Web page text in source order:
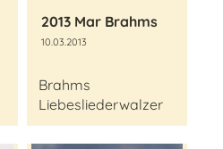
2013 Mar Brahms
10.03.2013
Brahms
Liebesliederwalzer